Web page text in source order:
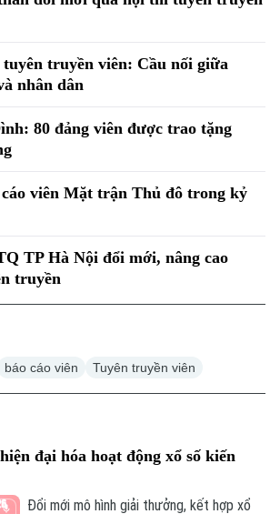
tuyên truyền viên: Cầu nối giữa
nhân dân
80 đảng viên được trao tặng
viên Mặt trận Thủ đô trong kỷ
TP Hà Nội đổi mới, nâng cao
truyền
báo cáo viên Tuyên truyền viên
đại hóa hoạt động xổ số kiến
Đổi mới mô hình giải thưởng, kết hợp xổ